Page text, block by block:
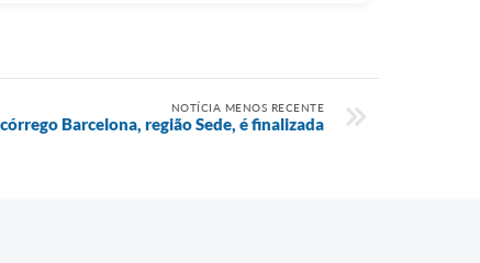
NOTÍCIA MENOS RECENTE
Barcelona, região Sede, é finalizada